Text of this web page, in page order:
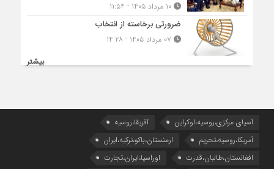
۱۰ مرداد ۱۴۰۵ - ۱۱:۵۴
ضرورتی برخاسته از انتخاب
بیشتر
آسیای مرکزی،روسیه،اوکراین
آفریقا،روسیه
آمریکا،روسیه،تحریم
ارمنستان،باکو،ترکیه،ایران
افغانستان،طالبان،قدرت
اوراسیا،ایران،تجارت